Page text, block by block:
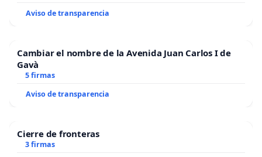
Aviso de transparencia
Cambiar el nombre de la Avenida Juan Carlos I de
Gavà
5 firmas
Aviso de transparencia
Cierre de fronteras
3 firmas